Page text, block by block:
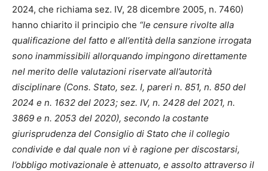
2024, che richiama sez. IV, 28 dicembre 2005, n. 7460)
hanno chiarito il principio che “le censure rivolte alla
qualificazione del fatto e all’entità della sanzione irrogata
sono inammissibili allorquando impingono direttamente
nel merito delle valutazioni riservate all’autorità
disciplinare (Cons. Stato, sez. I, pareri n. 851, n. 850 del
2024 e n. 1632 del 2023; sez. IV, n. 2428 del 2021, n.
3869 e n. 2053 del 2020), secondo la costante
giurisprudenza del Consiglio di Stato che il collegio
condivide e dal quale non vi è ragione per discostarsi,
l’obbligo motivazionale è attenuato, e assolto attraverso il